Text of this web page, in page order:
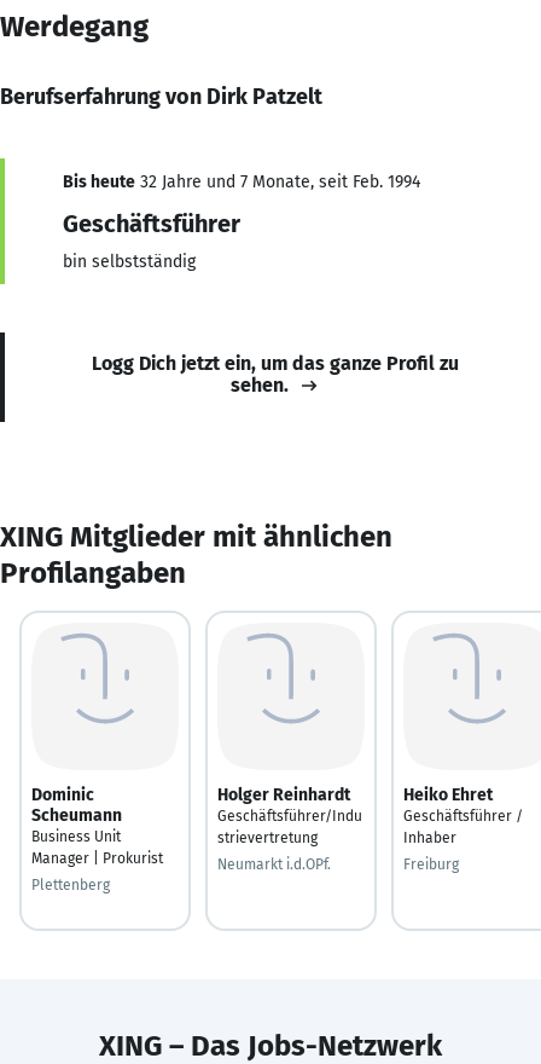
Werdegang
Berufserfahrung von Dirk Patzelt
Bis heute 32 Jahre und 7 Monate, seit Feb. 1994
Geschäftsführer
bin selbstständig
Logg Dich jetzt ein, um das ganze Profil zu
sehen.
XING Mitglieder mit ähnlichen
Profilangaben
Dominic
Scheumann
Business Unit
Manager | Prokurist
Plettenberg
Holger Reinhardt
Geschäftsführer/Indu
strievertretung
Neumarkt i.d.OPf.
Heiko Ehret
Geschäftsführer /
Inhaber
Freiburg
XING – Das Jobs-Netzwerk